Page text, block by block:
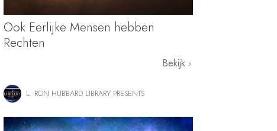
Ook Eerlijke Mensen hebben
Rechten
Bekijk
L. RON HUBBARD LIBRARY PRESENTS